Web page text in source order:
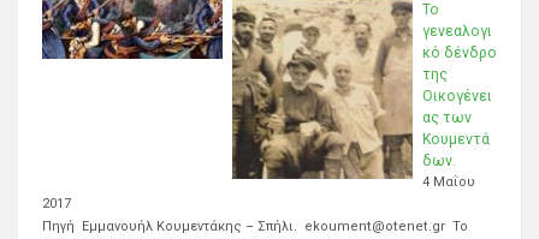
Το
γενεαλογι
κό δένδρο
της
Οικογένει
ας των
Κουμεντά
δων.
4 Μαΐου
2017
Πηγή Εμμανουήλ Κουμεντάκης – Σπήλι. ekoument@otenet.gr Το